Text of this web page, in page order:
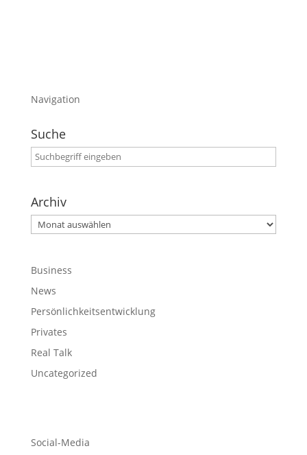
Navigation
Suche
Archiv
Archiv
Business
News
Persönlichkeitsentwicklung
Privates
Real Talk
Uncategorized
Social-Media